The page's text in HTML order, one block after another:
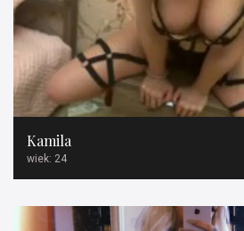
Kamila
wiek: 24